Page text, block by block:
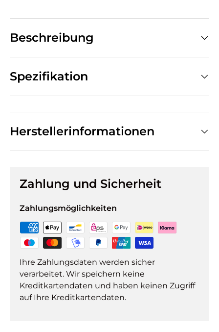
Beschreibung
Spezifikation
Herstellerinformationen
Zahlung und Sicherheit
Zahlungsmöglichkeiten
Ihre Zahlungsdaten werden sicher
verarbeitet. Wir speichern keine
Kreditkartendaten und haben keinen Zugriff
auf Ihre Kreditkartendaten.